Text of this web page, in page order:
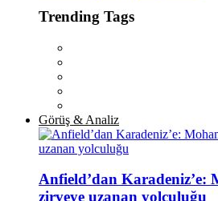
Trending Tags
Görüş & Analiz
Anfield’dan Karadeniz’e:
zirveye uzanan yolculuğu